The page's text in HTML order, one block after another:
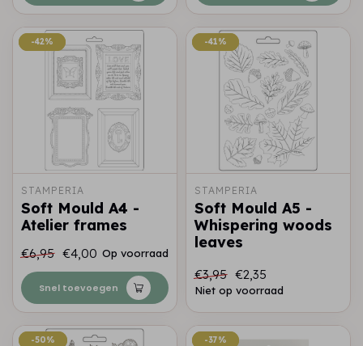
-42%
-42%
STAMPERIA
Soft Mould A4 -
Atelier frames
€6,95 €4,00 Op voorraad
Snel toevoegen
-41%
-41%
STAMPERIA
Soft Mould A5 -
Whispering woods
leaves
€3,95 €2,35
Niet op voorraad
-50%
-50% -37%
-37%